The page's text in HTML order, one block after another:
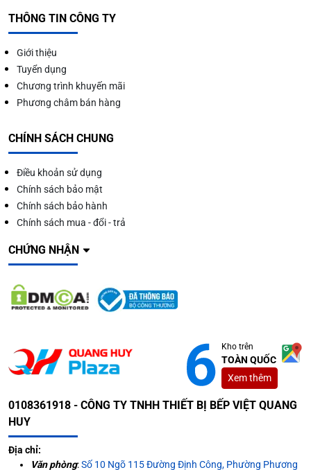
THÔNG TIN CÔNG TY
Giới thiệu
Tuyển dụng
Chương trình khuyến mãi
Phương châm bán hàng
CHÍNH SÁCH CHUNG
Điều khoản sử dụng
Chính sách bảo mật
Chính sách bảo hành
Chính sách mua - đổi - trả
CHỨNG NHẬN
Kho trên
TOÀN QUỐC
Xem thêm
0108361918 - CÔNG TY TNHH THIẾT BỊ BẾP VIỆT QUANG
HUY
Địa chỉ:
Văn phòng:Số 10 Ngõ 115 Đường Định Công, Phường Phương